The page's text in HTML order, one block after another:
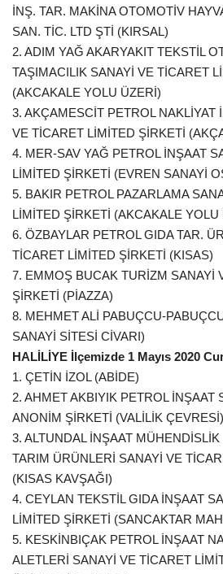
İNŞ. TAR. MAKİNA OTOMOTİV
SAN. TİC. LTD ŞTİ (KIRSAL)
2. ADIM YAĞ AKARYAKIT TEKSTİL
TAŞIMACILIK SANAYİ VE TİCARET
(AKCAKALE YOLU ÜZERİ)
3. AKÇAMESCİT PETROL NAKLİYAT
VE TİCARET LİMİTED ŞİRKETİ
4. MER-SAV YAĞ PETROL İNŞAAT
LİMİTED ŞİRKETİ (EVREN SANAYİ
5. BAKIR PETROL PAZARLAMA
LİMİTED ŞİRKETİ (AKCAKALE YOLU
6. ÖZBAYLAR PETROL GIDA TAR.
TİCARET LİMİTED ŞİRKETİ (KISAS)
7. EMMOŞ BUCAK TURİZM SANAYİ
ŞİRKETİ (PİAZZA)
8. MEHMET ALİ PABUÇCU-
SANAYİ SİTESİ CİVARI)
HALİLİYE İlçemizde 1 Mayıs 2020
1. ÇETİN İZOL (ABİDE)
2. AHMET AKBIYIK PETROL İNŞAAT
ANONİM ŞİRKETİ (VALİLİK ÇEVRESİ)
3. ALTUNDAL İNŞAAT
TARIM ÜRÜNLERİ SANAYİ VE
(KISAS KAVŞAĞI)
4. CEYLAN TEKSTİL GIDA İNŞAAT
LİMİTED ŞİRKETİ (SANCAKTAR
5. KESKİNBIÇAK PETROL İNŞAAT
ALETLERİ SANAYİ VE TİCARET